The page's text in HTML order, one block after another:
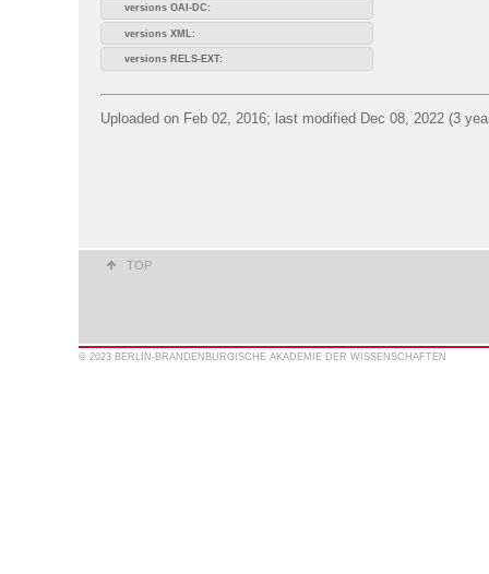
versions OAI-DC:
versions XML:
versions RELS-EXT:
Uploaded on Feb 02, 2016; last modified Dec 08, 2022 (3
TOP
© 2023 BERLIN-BRANDENBURGISCHE AKADEMIE DER WISSENSCHAFTEN